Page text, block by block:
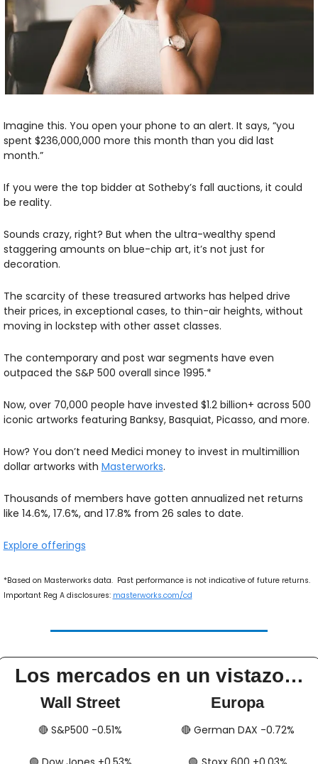
Imagine this. You open your phone to an alert. It says, “you
spent $236,000,000 more this month than you did last
month.”
If you were the top bidder at Sotheby’s fall auctions, it could
be reality.
Sounds crazy, right? But when the ultra-wealthy spend
staggering amounts on blue-chip art, it’s not just for
decoration.
The scarcity of these treasured artworks has helped drive
their prices, in exceptional cases, to thin-air heights, without
moving in lockstep with other asset classes.
The contemporary and post war segments have even
outpaced the S&P 500 overall since 1995.*
Now, over 70,000 people have invested $1.2 billion+ across 500
iconic artworks featuring Banksy, Basquiat, Picasso, and more.
How? You don’t need Medici money to invest in multimillion
dollar artworks with Masterworks.
Thousands of members have gotten annualized net returns
like 14.6%, 17.6%, and 17.8% from 26 sales to date.
Explore offerings
*Based on Masterworks data.  Past performance is not indicative of future returns.
Important Reg A disclosures: masterworks.com/cd
Los mercados en un vistazo…
Wall Street
🔴 ​​​​ S&P500 -0.51%
Europa
🔴​​​​​​ German DAX -0.72%